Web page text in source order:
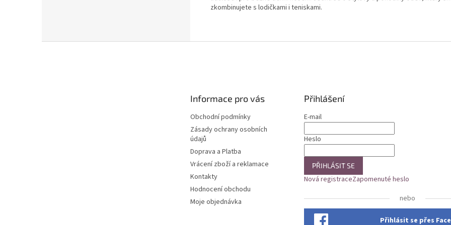
zkombinujete s lodičkami i teniskami.
Informace pro vás
Obchodní podmínky
Zásady ochrany osobních
údajů
Doprava a Platba
Vrácení zboží a reklamace
Kontakty
Hodnocení obchodu
Moje objednávka
Přihlášení
E-mail
Heslo
PŘIHLÁSIT SE
Nová registraceZapomenuté heslo
nebo
Přihlásit se přes